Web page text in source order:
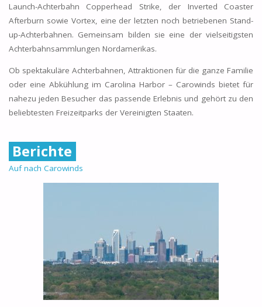
Launch-Achterbahn Copperhead Strike, der Inverted Coaster
Afterburn sowie Vortex, eine der letzten noch betriebenen Stand-
up-Achterbahnen. Gemeinsam bilden sie eine der vielseitigsten
Achterbahnsammlungen Nordamerikas.
Ob spektakuläre Achterbahnen, Attraktionen für die ganze Familie
oder eine Abkühlung im Carolina Harbor – Carowinds bietet für
nahezu jeden Besucher das passende Erlebnis und gehört zu den
beliebtesten Freizeitparks der Vereinigten Staaten.
Berichte
Auf nach Carowinds